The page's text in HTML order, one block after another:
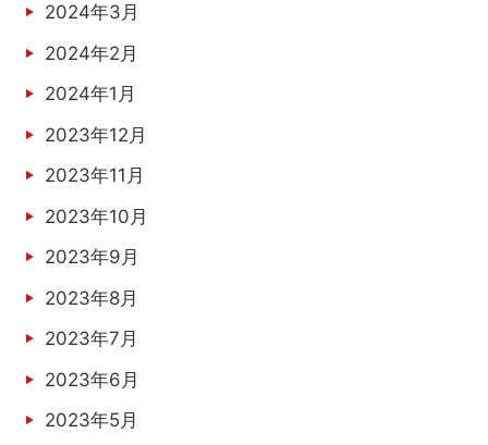
2024年3月
2024年2月
2024年1月
2023年12月
2023年11月
2023年10月
2023年9月
2023年8月
2023年7月
2023年6月
2023年5月